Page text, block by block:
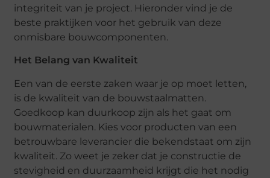
integriteit van je project. Hieronder vind je de
beste praktijken voor het gebruik van deze
onmisbare bouwcomponenten.
Het Belang van Kwaliteit
Een van de eerste zaken waar je op moet letten,
is de kwaliteit van de bouwstaalmatten.
Goedkoop kan duurkoop zijn als het gaat om
bouwmaterialen. Kies voor producten van een
betrouwbare leverancier die bekendstaat om zijn
kwaliteit. Zo weet je zeker dat je constructie de
stevigheid en duurzaamheid krijgt die het nodig